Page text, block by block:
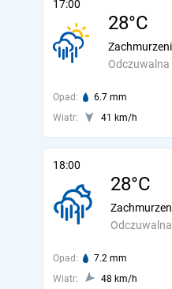
17:00
28°C
Odczuwalna
Opad: 6.7 mm
Wiatr:
41 km/h
18:00
28°C
Odczuwalna
Opad: 7.2 mm
Wiatr:
48 km/h